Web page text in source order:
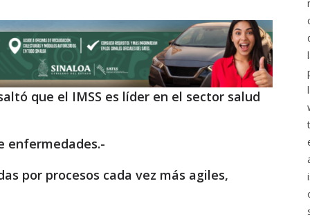
que el IMSS es líder en el sector salud
enfermedades.-
por procesos cada vez más agiles,